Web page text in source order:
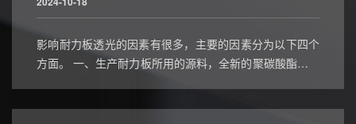
影响耐力板透光的因素有很多，主要的因素分为以下四个
方面。 一、生产耐力板所用的源料，全新的聚碳酸酯料与